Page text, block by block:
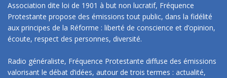
Association dite loi de 1901 à but non lucratif, Fréquence
Protestante propose des émissions tout public, dans la fidélité
aux principes de la Réforme : liberté de conscience et d’opinion,
écoute, respect des personnes, diversité.
Radio généraliste, Fréquence Protestante diffuse des émissions
valorisant le débat d’idées, autour de trois termes : actualité,